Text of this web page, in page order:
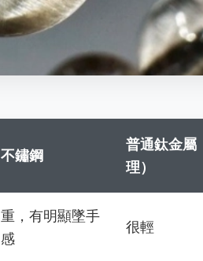
不鏽鋼
普通鈦金屬
理）
重，有明顯墜手
感
很輕